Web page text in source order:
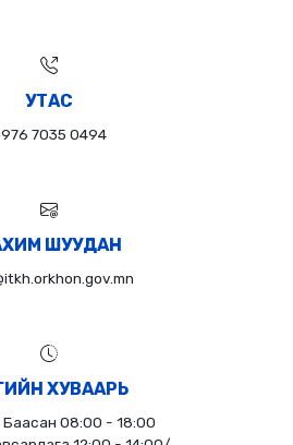
УТАС
7035 0494
ШУУДАН
ХУВААРЬ
08:00 - 18:00